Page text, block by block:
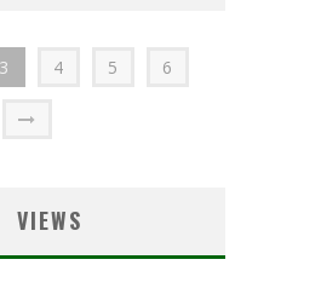
3 4 5 6
VIEWS